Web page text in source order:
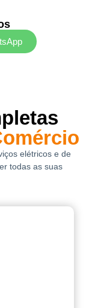
elétricos e de
todas as suas